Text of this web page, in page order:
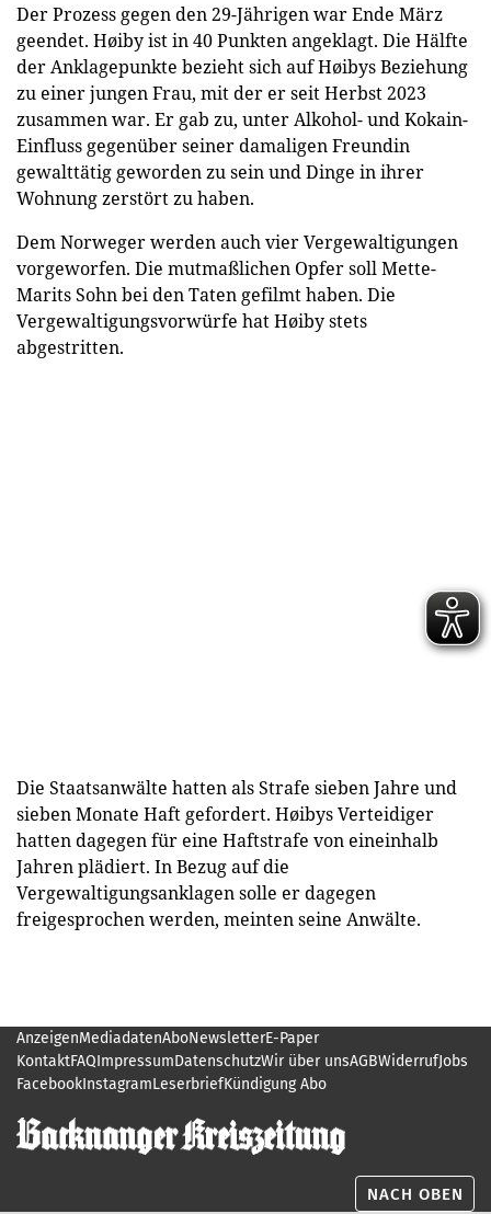
Der Prozess gegen den 29-Jährigen war Ende März
geendet. Høiby ist in 40 Punkten angeklagt. Die Hälfte
der Anklagepunkte bezieht sich auf Høibys Beziehung
zu einer jungen Frau, mit der er seit Herbst 2023
zusammen war. Er gab zu, unter Alkohol- und Kokain-
Einfluss gegenüber seiner damaligen Freundin
gewalttätig geworden zu sein und Dinge in ihrer
Wohnung zerstört zu haben.
Dem Norweger werden auch vier Vergewaltigungen
vorgeworfen. Die mutmaßlichen Opfer soll Mette-
Marits Sohn bei den Taten gefilmt haben. Die
Vergewaltigungsvorwürfe hat Høiby stets
abgestritten.
Die Staatsanwälte hatten als Strafe sieben Jahre und
sieben Monate Haft gefordert. Høibys Verteidiger
hatten dagegen für eine Haftstrafe von eineinhalb
Jahren plädiert. In Bezug auf die
Vergewaltigungsanklagen solle er dagegen
freigesprochen werden, meinten seine Anwälte.
AnzeigenMediadatenAboNewsletterE-Paper
KontaktFAQImpressumDatenschutzWir über unsAGBWiderrufJobs
FacebookInstagramLeserbriefKündigung Abo
NACH OBEN